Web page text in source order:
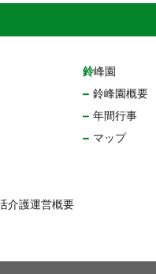
介護運営概要
鈴峰園
鈴峰園概要
年間行事
マップ